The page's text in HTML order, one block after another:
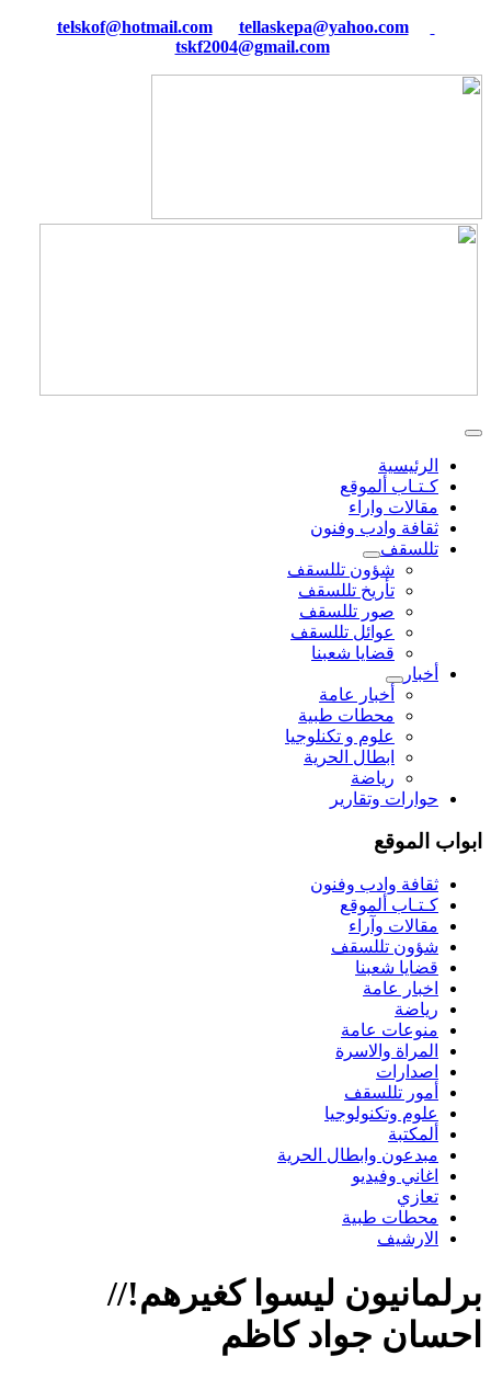
tellaskepa@yahoo.com
tskf2004@gmail.com
الرئيسية
كـتـاب ألموقع
مقالات واراء
ثقافة وادب وفنون
تللسقف
شؤون تللسقف
تأريخ تللسقف
صور تللسقف
عوائل تللسقف
قضايا شعبنا
أخبار
أخبار عامة
محطات طبية
علوم و تکنلوجیا
ابطال الحرية
رياضة
حوارات وتقارير
ابواب الموقع
ثقافة وادب وفنون
كـتـاب ألموقع
مقالات وآراء
شؤون تللسقف
قضايا شعبنا
اخبار عامة
رياضة
منوعات عامة
المراة والاسرة
اصدارات
أمور تللسقف
علوم وتكنولوجيا
ألمكتبة
مبدعون وابطال الحرية
اغاني وفيديو
تعازي
محطات طبية
الارشيف
برلمانيون ليسوا كغيرهم!//
احسان جواد كاظم